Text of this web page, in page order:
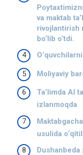
va maktab
rivojlantirish
bo‘lib o‘tdi.
Moliyaviy
Ta’limda AI
izlanmoqda
usulida
Dushanbeda